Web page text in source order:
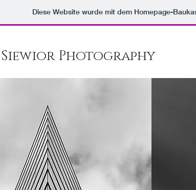
Diese Website wurde mit dem Homepage-
Photography